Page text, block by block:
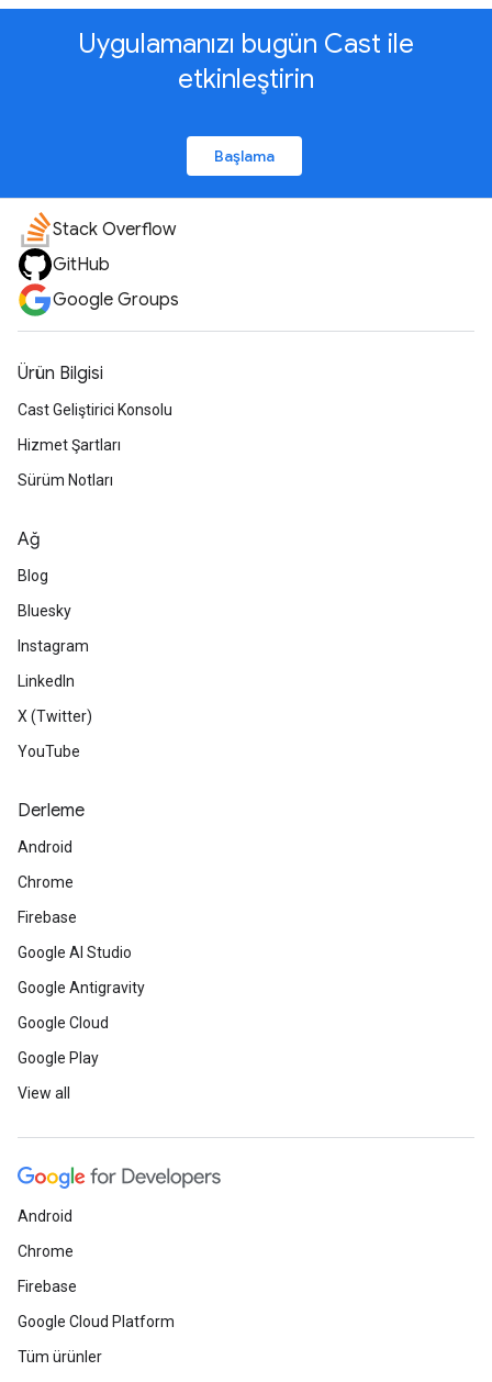
Uygulamanızı bugün Cast ile
etkinleştirin
Başlama
Stack Overflow
GitHub
Google Groups
Ürün Bilgisi
Cast Geliştirici Konsolu
Hizmet Şartları
Sürüm Notları
Ağ
Blog
Bluesky
Instagram
LinkedIn
X (Twitter)
YouTube
Derleme
Android
Chrome
Firebase
Google AI Studio
Google Antigravity
Google Cloud
Google Play
View all
Android
Chrome
Firebase
Google Cloud Platform
Tüm ürünler